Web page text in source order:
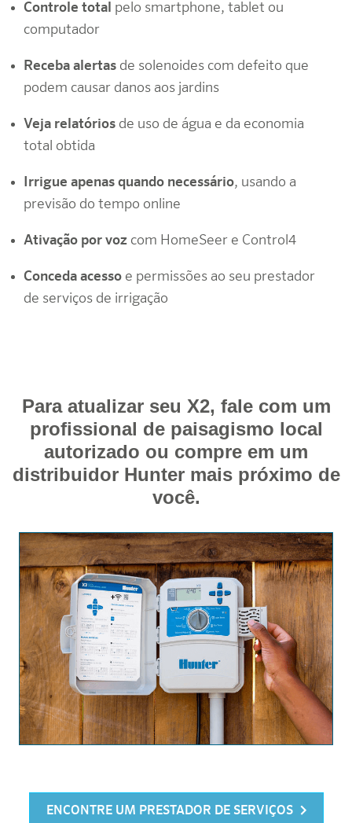
Controle total pelo smartphone, tablet ou
computador
Receba alertas de solenoides com defeito que
podem causar danos aos jardins
Veja relatórios de uso de água e da economia
total obtida
Irrigue apenas quando necessário, usando a
previsão do tempo online
Ativação por voz com HomeSeer e Control4
Conceda acesso e permissões ao seu prestador
de serviços de irrigação
Para atualizar seu X2, fale com um
profissional de paisagismo local
autorizado ou compre em um
distribuidor Hunter mais próximo de
você.
ENCONTRE UM PRESTADOR DE SERVIÇOS